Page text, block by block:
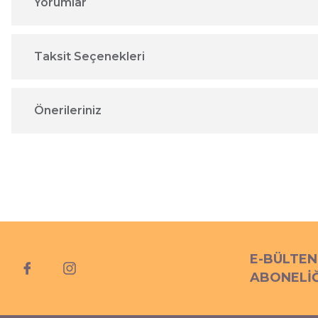
Taksit Seçenekleri
Önerileriniz
E-BÜLTEN